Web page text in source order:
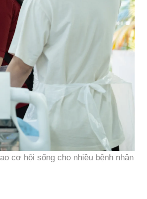
cơ hội sống cho nhiều bệnh nhân